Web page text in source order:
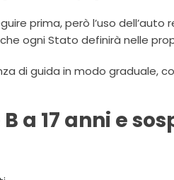
prima, però l’uso
ogni Stato definirà nelle
di guida in modo graduale,
a 17 anni e